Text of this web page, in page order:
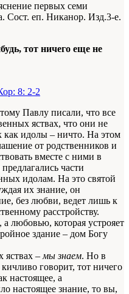
первых семи
Сост. еп. Никанор. Изд.3-е.
тот ничего еще не
8: 2-2
Павлу писали, что все
яствах, что они не
как идолы – ничто. На этом
от родственников и
вместе с ними в
части
идолам. На это святой
их знание, он
без любви, ведет лишь к
расстройству.
любовью, которая устрояет
здание – дом Богу
яствах – мы знаем. Но в
говорит, тот ничего
настоящее, а
настоящее знание, то вы,